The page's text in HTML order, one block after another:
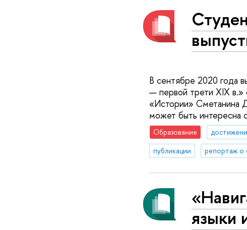
В сентябре 2020 года
— первой трети XIX в.»
«Истории» Сметанина
может быть интересна
Образование
публикации
репортаж о
языки